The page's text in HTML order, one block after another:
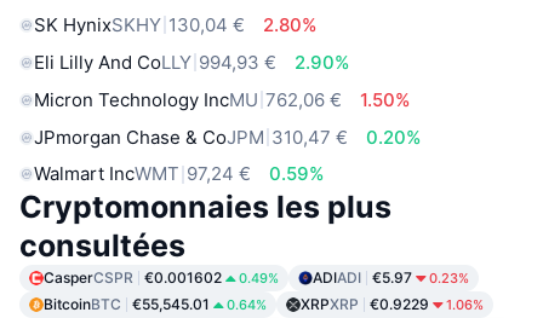
SK HynixSKHY 130,04 €
2.80%
Eli Lilly And CoLLY 994,93 €
2.90%
Micron Technology IncMU 762,06 €
1.50%
JPmorgan Chase & CoJPM 310,47 €
0.20%
Walmart IncWMT 97,24 € 0.59%
Cryptomonnaies les plus
consultées
CasperCSPR €0.001602 0.49% ADIADI €5.97 0.23%
BitcoinBTC €55,545.01 0.64% XRPXRP €0.9229 1.06%